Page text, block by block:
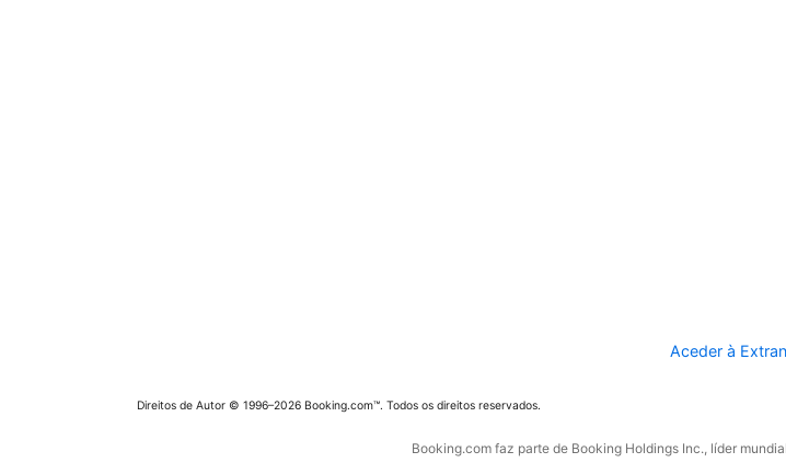
Aceder à
Direitos de Autor © 1996–2026 Booking.com™. Todos os direitos reservados.
Booking.com faz parte de Booking Holdings Inc., líder